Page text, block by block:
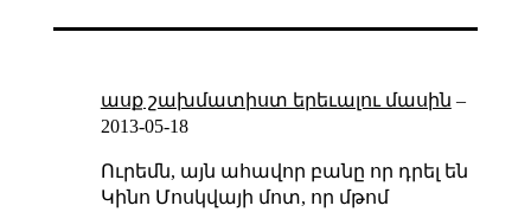
ասք շախմատիստ երեւալու մասին –
2013-05-18
Ուրեմն, այն ահավոր բանը որ դրել են
Կինո Մոսկվայի մոտ, որ մթոմ